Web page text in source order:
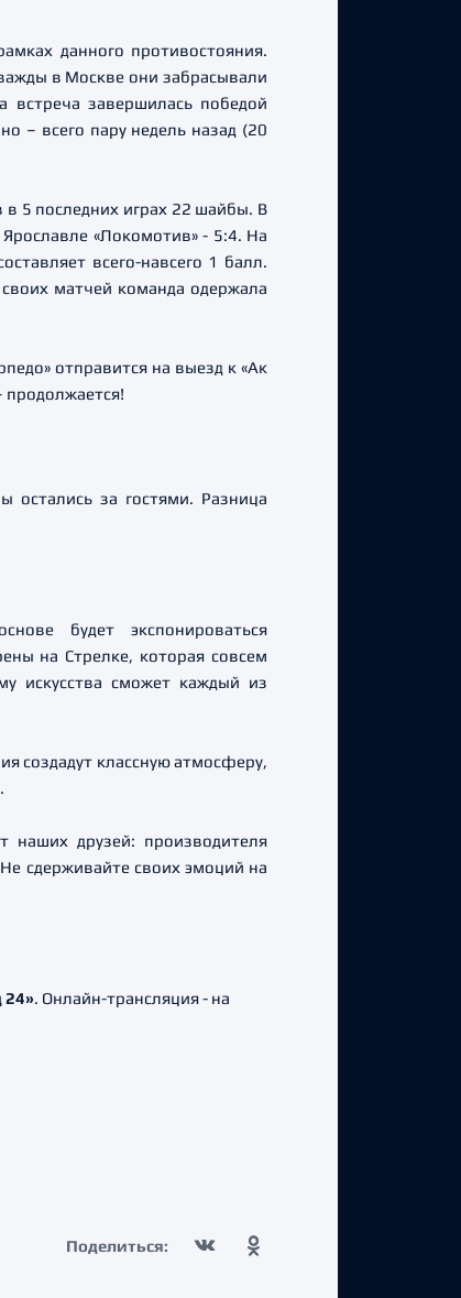
данного противостояния.
в Москве они забрасывали
встреча завершилась победой
– всего пару недель назад (20
5 последних играх 22 шайбы. В
Ярославле «Локомотив» - 5:4. На
всего-навсего 1 балл.
матчей команда одержала
отправится на выезд к «Ак
продолжается!
за гостями. Разница
будет экспонироваться
на Стрелке, которая совсем
искусства сможет каждый из
создадут классную атмосферу,
друзей: производителя
сдерживайте своих эмоций на
24». Онлайн-трансляция - на
Поделиться: